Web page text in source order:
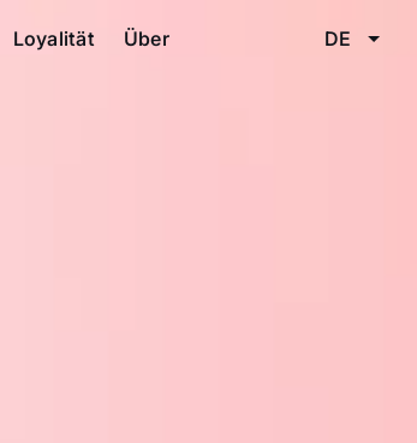
Loyalität Über DE